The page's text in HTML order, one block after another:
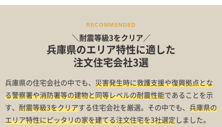
RECOMMENDED
＼耐震等級3をクリア／
兵庫県のエリア特性に適した
注文住宅会社3選
兵庫県の住宅会社の中でも、 災害発生時に救護支援や復興拠点とな
る警察署や消防署等の建物と同等レベルの耐震性能であることを示
す、 耐震等級3をクリアする住宅会社を厳選。その中でも、 兵庫県の
エリア特性にピッタリの家を建てる注文住宅を3社選定しました。